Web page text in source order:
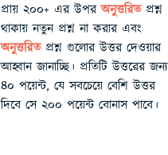
প্রায় ২০০+ এর উপরঅনুত্তরিতপ্রশ্ন
থাকায় নতুন প্রশ্ন না করার এবং
অনুত্তরিত প্রশ্ন গুলোর উত্তর দেওয়ার
আহ্বান জানাচ্ছি। প্রতিটি উত্তরের জন্য
৪০ পয়েন্ট, যে সবচেয়ে বেশি উত্তর
দিবে সে ২০০ পয়েন্ট বোনাস পাবে।